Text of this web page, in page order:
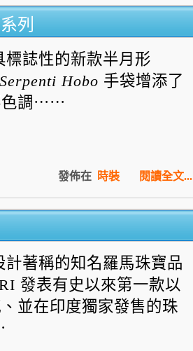
列
標誌性的新款半月形
Serpenti Hobo 手袋增添了
色調⋯⋯
閱讀全文...
發佈在 時裝
計著稱的知名羅馬珠寶品
發表有史以來第一款以
並在印度獨家發售的珠